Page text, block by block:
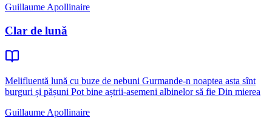
Guillaume Apollinaire
Clar de lună
Melifluentă lună cu buze de nebuni Gurmande-n noaptea asta sînt
burguri și pășuni Pot bine aștrii-asemeni albinelor să fie Din mierea
Guillaume Apollinaire